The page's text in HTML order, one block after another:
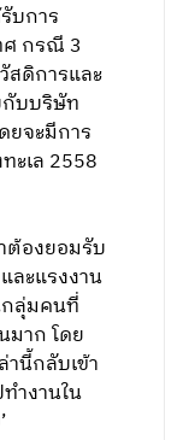
บการ
ศ กรณี 3
สดิการและ
บบริษัท
จะมีการ
ะเล 2558
ต้องยอมรับ
ละแรงงาน
กลุ่มคนที่
มาก โดย
านี้กลับเข้า
ำงานใน